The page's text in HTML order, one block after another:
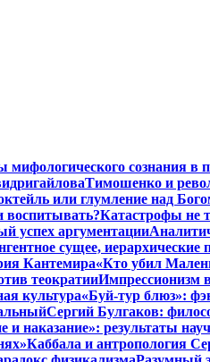
мифологического сознания в
Тимошенко и
или глумление над
воспитывать?Катастрофы не
успех аргументации
сущее,
Кантемира«Кто убил
теократииИмпрессионизм
культура«Буй-тур блюз»:
Сергий Булгаков:
и наказание»: результаты
Каббала и антропология